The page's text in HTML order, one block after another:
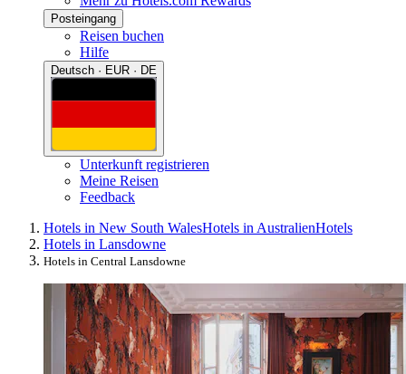
Posteingang
Reisen buchen
Hilfe
Deutsch · EUR · DE
Unterkunft registrieren
Meine Reisen
Feedback
Hotels in New South WalesHotels in AustralienHotels
Hotels in Lansdowne
Hotels in Central Lansdowne